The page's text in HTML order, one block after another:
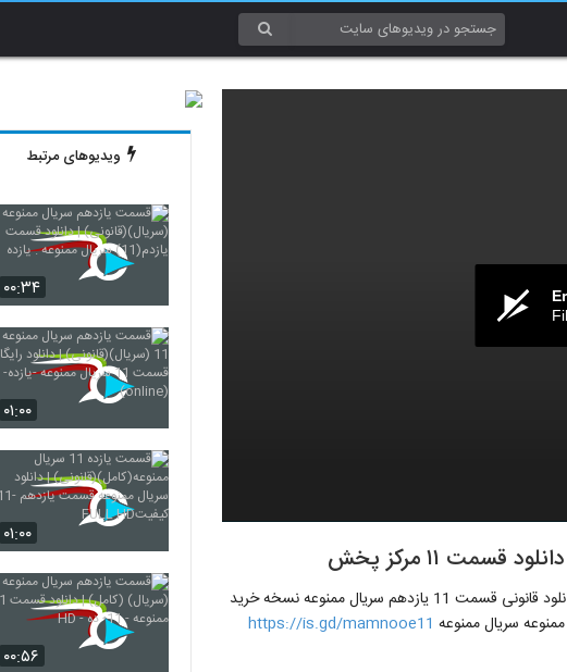
۱۱ مرکز پخش
قسمت یازدهم سریال ممنوعه (سریال)(قانونی) | دانلود قسمت ۱۱لینک دانلود قانونی قسمت 11 یازدهم سریال ممنوعه نسخه خرید
https://is.gd/mamnooe11
ویدیوهای مرتبط
۰۰:۳۴
۰۱:۰۰
۰۱:۰۰
۰۰:۵۶